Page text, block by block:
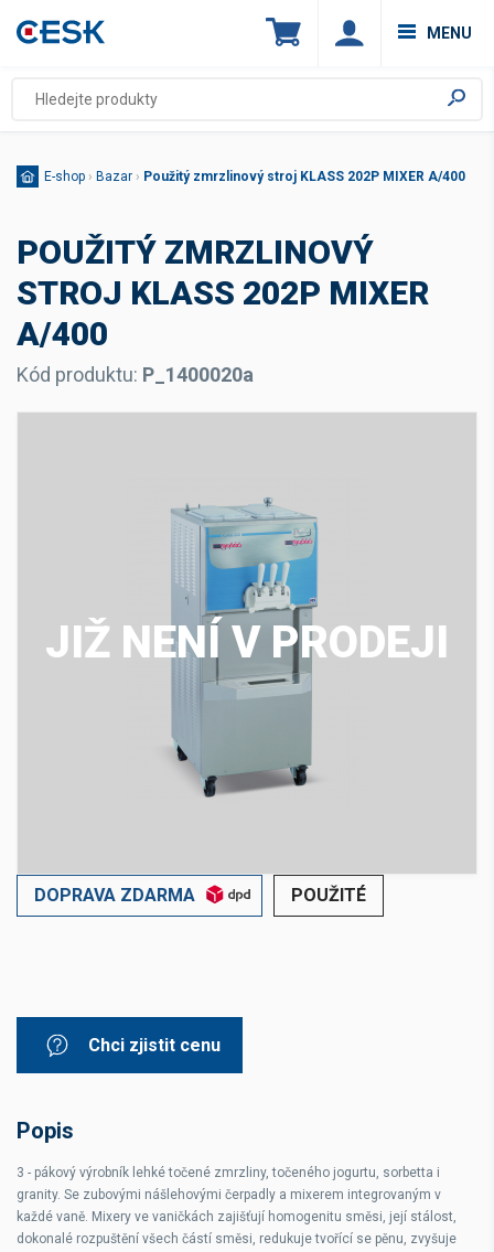
MENU
E-shop › Bazar › Použitý zmrzlinový stroj KLASS 202P MIXER A/400
POUŽITÝ ZMRZLINOVÝ
STROJ KLASS 202P MIXER
A/400
Kód produktu: P_1400020a
JIŽ NENÍ V PRODEJI
DOPRAVA ZDARMA POUŽITÉ
Chci zjistit cenu
Popis
3 - pákový výrobník lehké točené zmrzliny, točeného jogurtu, sorbetta i
granity. Se zubovými nášlehovými čerpadly a mixerem integrovaným v
každé vaně. Mixery ve vaničkách zajišťují homogenitu směsi, její stálost,
dokonalé rozpuštění všech částí směsi, redukuje tvořící se pěnu, zvyšuje